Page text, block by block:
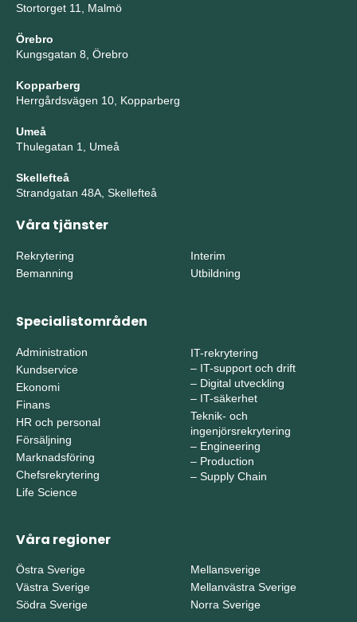
Stortorget 11, Malmö
Örebro
Kungsgatan 8, Örebro
Kopparberg
Herrgårdsvägen 10, Kopparberg
Umeå
Thulegatan 1, Umeå
Skellefteå
Strandgatan 48A, Skellefteå
Våra tjänster
Rekrytering
Bemanning
Interim
Utbildning
Specialistområden
Administration
Kundservice
Ekonomi
Finans
HR och personal
Försäljning
Marknadsföring
Chefsrekrytering
Life Science
IT-rekrytering
– IT-support och drift
– Digital utveckling
– IT-säkerhet
Teknik- och
ingenjörsrekrytering
– Engineering
– Production
– Supply Chain
Våra regioner
Östra Sverige
Västra Sverige
Södra Sverige
Mellansverige
Mellanvästra Sverige
Norra Sverige